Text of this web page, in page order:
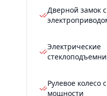
Дверной замок с
Электрические
Рулевое колесо
мощности